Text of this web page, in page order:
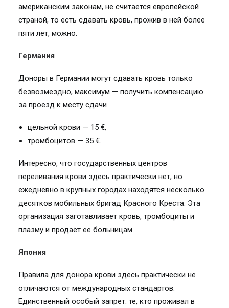
американским законам, не считается европейской
страной, то есть сдавать кровь, прожив в ней более
пяти лет, можно.
Германия
Доноры в Германии могут сдавать кровь только
безвозмездно, максимум — получить компенсацию
за проезд к месту сдачи
цельной крови — 15 €,
тромбоцитов — 35 €.
Интересно, что государственных центров
переливания крови здесь практически нет, но
ежедневно в крупных городах находятся несколько
десятков мобильных бригад Красного Креста. Эта
организация заготавливает кровь, тромбоциты и
плазму и продаёт ее больницам.
Япония
Правила для донора крови здесь практически не
отличаются от международных стандартов.
Единственный особый запрет: те, кто проживал в